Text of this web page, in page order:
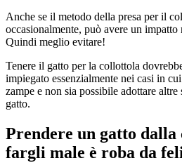
Anche se il metodo della presa per il
occasionalmente, può avere un
Quindi meglio evitare!
Tenere il gatto per la collottola
impiegato essenzialmente nei casi in
zampe e non sia possibile adottare
gatto.
Prendere un gatto dalla
fargli male è roba da